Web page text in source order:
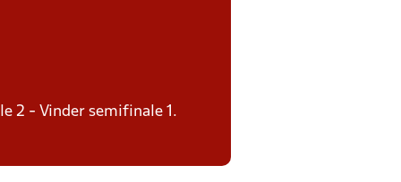
2 - Vinder semifinale 1.